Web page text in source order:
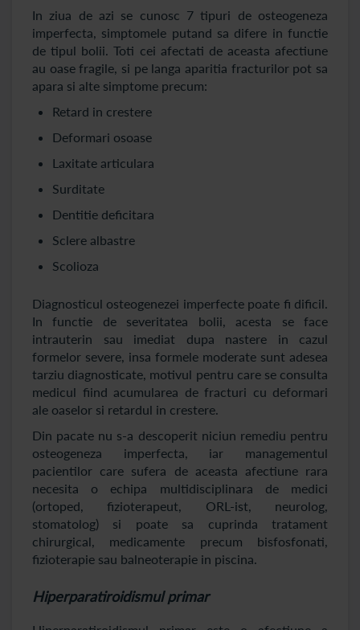
In ziua de azi se cunosc 7 tipuri de osteogeneza
imperfecta, simptomele putand sa difere in functie
de tipul bolii. Toti cei afectati de aceasta afectiune
au oase fragile, si pe langa aparitia fracturilor pot sa
apara si alte simptome precum:
Retard in crestere
Deformari osoase
Laxitate articulara
Surditate
Dentitie deficitara
Sclere albastre
Scolioza
Diagnosticul osteogenezei imperfecte poate fi dificil.
In functie de severitatea bolii, acesta se face
intrauterin sau imediat dupa nastere in cazul
formelor severe, insa formele moderate sunt adesea
tarziu diagnosticate, motivul pentru care se consulta
medicul fiind acumularea de fracturi cu deformari
ale oaselor si retardul in crestere.
Din pacate nu s-a descoperit niciun remediu pentru
osteogeneza imperfecta, iar managementul
pacientilor care sufera de aceasta afectiune rara
necesita o echipa multidisciplinara de medici
(ortoped, fizioterapeut, ORL-ist, neurolog,
stomatolog) si poate sa cuprinda tratament
chirurgical, medicamente precum bisfosfonati,
fizioterapie sau balneoterapie in piscina.
Hiperparatiroidismul primar